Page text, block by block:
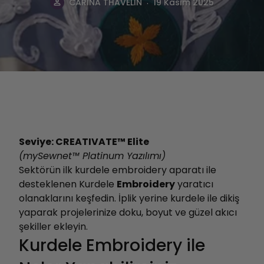
Seviye: CREATIVATE™ Elite
(mySewnet™ Platinum Yazılımı)
Sektörün ilk kurdele embroidery aparatı ile
desteklenen Kurdele Embroideryyaratıcı
olanaklarını keşfedin. İplik yerine kurdele ile dikiş
yaparak projelerinize doku, boyut ve güzel akıcı
şekiller ekleyin.
Kurdele Embroidery ile